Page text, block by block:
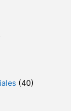
(40)